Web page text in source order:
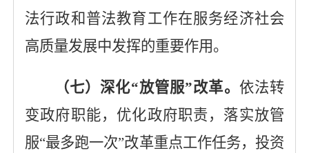
法行政和普法教育工作在服务经济社会
高质量发展中发挥的重要作用。
（七）深化“放管服”改革。 依法转
变政府职能，优化政府职责，落实放管
服“最多跑一次”改革重点工作任务，投资